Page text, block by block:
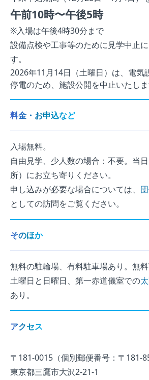
午前10時〜午後5時
※入場は午後4時30分まで
設備点検や工事等のために見学中止
す。
2026年11月14日（土曜日）は、電気
停電のため、施設公開を中止いたしま
料金・お申込など
入場無料。
自由見学、少人数の場合：不要。当
所）にお立ち寄りください。
申し込みが必要な場合については、
としての訪問をご覧ください。
そのほか
無料の駐輪場、有料駐車場あり。無料
土曜日と日曜日、第一赤道儀室での
あり。
アクセス
〒181-0015（個別郵便番号：〒181-
東京都三鷹市大沢2-21-1